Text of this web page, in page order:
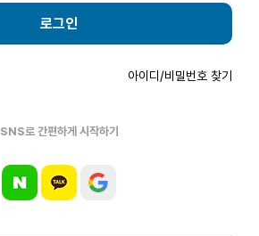
로그인
아이디/비밀번호 찾기
SNS로 간편하게 시작하기